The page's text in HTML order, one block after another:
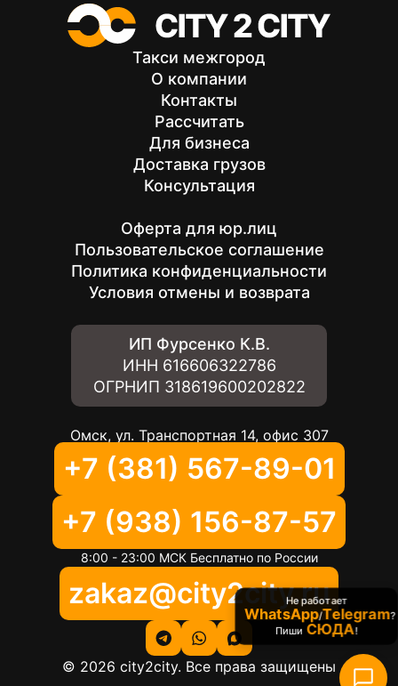
Такси межгород
О компании
Контакты
Рассчитать
Для бизнеса
Доставка грузов
Консультация
Оферта для юр.лиц
Пользовательское соглашение
Политика конфиденциальности
Условия отмены и возврата
ИП Фурсенко К.В.
ИНН 616606322786
ОГРНИП 318619600202822
Омск, ул. Транспортная 14, офис 307
+7 (381) 567-89-01
+7 (938) 156-87-57
8:00 - 23:00 МСК Бесплатно по России
zakaz@city2city.ru
© 2026 city2city. Все права защищены
Не работает
WhatsApp/Telegram?
Пиши СЮДА!